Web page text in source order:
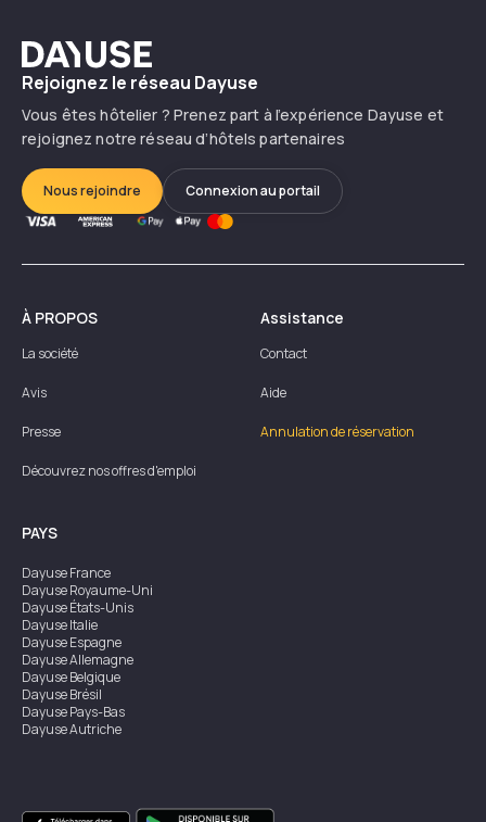
Dayuse
Rejoignez le réseau Dayuse
Vous êtes hôtelier ? Prenez part à l’expérience Dayuse et
rejoignez notre réseau d’hôtels partenaires
Nous rejoindre Connexion au portail
À PROPOS
La société
Avis
Presse
Découvrez nos offres d'emploi
Assistance
Contact
Aide
Annulation de réservation
PAYS
DayuseFrance
DayuseRoyaume-Uni
DayuseÉtats-Unis
DayuseItalie
DayuseEspagne
DayuseAllemagne
DayuseBelgique
DayuseBrésil
DayusePays-Bas
DayuseAutriche
DayuseSingapour